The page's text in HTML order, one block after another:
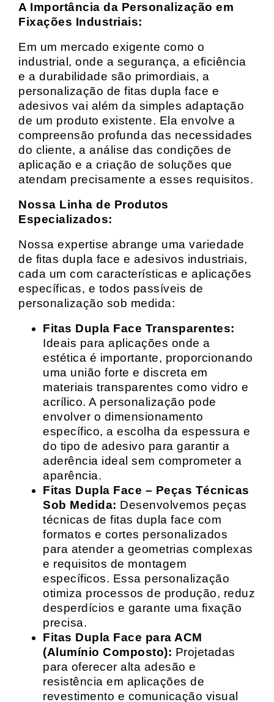
A Importância da Personalização em
Fixações Industriais:
Em um mercado exigente como o
industrial, onde a segurança, a eficiência
e a durabilidade são primordiais, a
personalização de fitas dupla face e
adesivos vai além da simples adaptação
de um produto existente. Ela envolve a
compreensão profunda das necessidades
do cliente, a análise das condições de
aplicação e a criação de soluções que
atendam precisamente a esses requisitos.
Nossa Linha de Produtos
Especializados:
Nossa expertise abrange uma variedade
de fitas dupla face e adesivos industriais,
cada um com características e aplicações
específicas, e todos passíveis de
personalização sob medida:
Fitas Dupla Face Transparentes:
Ideais para aplicações onde a
estética é importante, proporcionando
uma união forte e discreta em
materiais transparentes como vidro e
acrílico. A personalização pode
envolver o dimensionamento
específico, a escolha da espessura e
do tipo de adesivo para garantir a
aderência ideal sem comprometer a
aparência.
Fitas Dupla Face – Peças Técnicas
Sob Medida: Desenvolvemos peças
técnicas de fitas dupla face com
formatos e cortes personalizados
para atender a geometrias complexas
e requisitos de montagem
específicos. Essa personalização
otimiza processos de produção, reduz
desperdícios e garante uma fixação
precisa.
Fitas Dupla Face para ACM
(Alumínio Composto): Projetadas
para oferecer alta adesão e
resistência em aplicações de
revestimento e comunicação visual